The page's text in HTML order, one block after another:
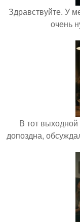
Здравствуйте. У
очень
В тот выходной
допоздна,